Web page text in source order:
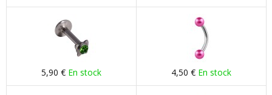
5,90 € En stock 4,50 € En stock